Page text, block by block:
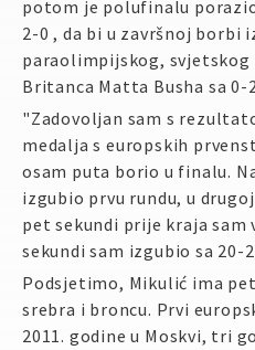
potom je polufinalu
2-0 , da bi u završnoj borbi
paraolimpijskog, svjetskog
Britanca Matta Busha sa 0-
"Zadovoljan sam s
medalja s europskih
osam puta borio u finalu.
izgubio prvu rundu, u
pet sekundi prije kraja sam
sekundi sam izgubio sa 20-
Podsjetimo, Mikulić ima
srebra i broncu. Prvi
2011. godine u Moskvi, tri